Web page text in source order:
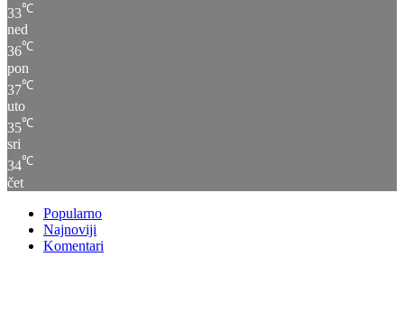
33℃
ned
36℃
pon
37℃
uto
35℃
sri
34℃
čet
Popularno
Najnoviji
Komentari